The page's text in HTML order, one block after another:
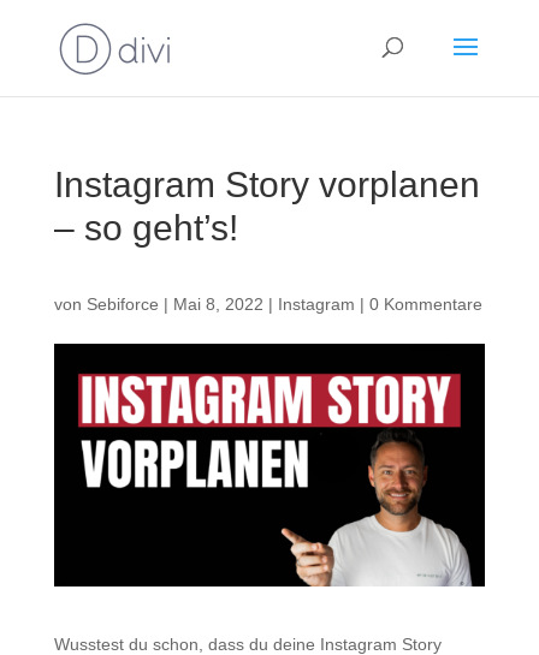
Instagram Story vorplanen
– so geht’s!
von Sebiforce | Mai 8, 2022 | Instagram | 0 Kommentare
Wusstest du schon, dass du deine Instagram Story